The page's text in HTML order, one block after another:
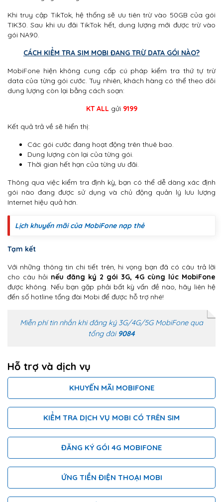
Khi truy cập TikTok, hệ thống sẽ ưu tiên trừ vào 50GB của gói
TIK30. Sau khi ưu đãi TikTok hết, dung lượng mới được trừ vào
gói NA90.
CÁCH KIỂM TRA SIM MOBI ĐANG TRỪ DATA GÓI NÀO?
MobiFone hiện không cung cấp cú pháp kiểm tra thứ tự trừ
data của từng gói cước. Tuy nhiên, khách hàng có thể theo dõi
dung lượng còn lại bằng cách soạn:
KT ALL gửi 9199
Kết quả trả về sẽ hiển thị:
Các gói cước đang hoạt động trên thuê bao.
Dung lượng còn lại của từng gói.
Thời gian hết hạn của từng ưu đãi.
Thông qua việc kiểm tra định kỳ, bạn có thể dễ dàng xác định
gói nào đang được sử dụng và chủ động quản lý lưu lượng
Internet hiệu quả hơn.
Lịch khuyến mãi của MobiFone nạp thẻ
Tạm kết
Với những thông tin chi tiết trên, hi vọng bạn đã có câu trả lời
cho câu hỏi nếu đăng ký 2 gói 3G, 4G cùng lúc MobiFone
được không. Nếu bạn gặp phải bất kỳ vấn đề nào, hãy liên hệ
đến số hotline tổng đài Mobi để được hỗ trợ nhé!
Miễn phí tin nhắn khi đăng ký 3G/4G/5G MobiFone qua
tổng đài 9084
Hỗ trợ và dịch vụ
KHUYẾN MÃI MOBIFONE
KIỂM TRA DỊCH VỤ MOBI CÓ TRÊN SIM
ĐĂNG KÝ GÓI 4G MOBIFONE
ỨNG TIỀN ĐIỆN THOẠI MOBI